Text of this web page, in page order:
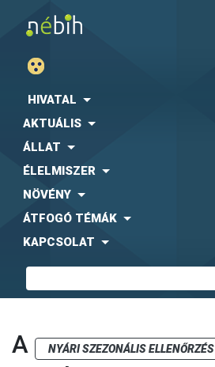
HIVATAL
AKTUÁLIS
ÁLLAT
ÉLELMISZER
NÖVÉNY
ÁTFOGÓ TÉMÁK
KAPCSOLAT
A NYÁRI SZEZONÁLIS ELLENŐRZÉS